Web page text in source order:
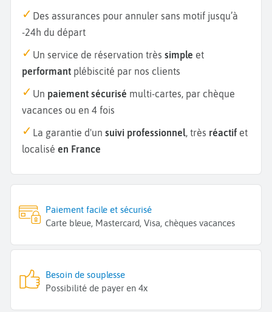
Des assurances pour annuler sans motif jusqu’à
-24h du départ
Un service de réservation très simple et
performant plébiscité par nos clients
Un paiement sécurisé multi-cartes, par chèque
vacances ou en 4 fois
La garantie d'un suivi professionnel, très réactif et
localisé en France
Paiement facile et sécurisé
Carte bleue, Mastercard, Visa, chèques vacances
Besoin de souplesse
Possibilité de payer en 4x